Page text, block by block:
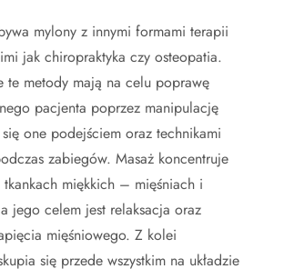
mylony z innymi formami terapii
jak chiropraktyka czy osteopatia.
te metody mają na celu poprawę
pacjenta poprzez manipulację
one podejściem oraz technikami
zabiegów. Masaż koncentruje
tkankach miękkich – mięśniach i
jego celem jest relaksacja oraz
mięśniowego. Z kolei
się przede wszystkim na układzie